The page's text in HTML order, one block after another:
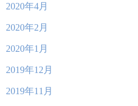
2020年4月
2020年2月
2020年1月
2019年12月
2019年11月